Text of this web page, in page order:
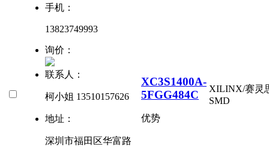
手机：
13823749993
询价：
联系人：
柯小姐 13510157626
地址：
深圳市福田区华富路
XC3S1400A-
5FGG484C
优势
XILINX/赛灵
SMD